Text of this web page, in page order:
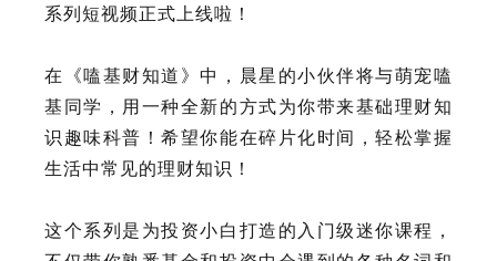
系列短视频正式上线啦！
在《嗑基财知道》中，晨星的小伙伴将与萌宠嗑
基同学，用一种全新的方式为你带来基础理财知
识趣味科普！希望你能在碎片化时间，轻松掌握
生活中常见的理财知识！
这个系列是为投资小白打造的入门级迷你课程，